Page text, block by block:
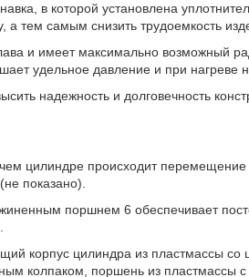
в которой установлена
а тем самым снизить трудоемкость
и имеет максимально возможный
удельное давление и при нагреве
надежность и долговечность
цилиндре происходит перемещение
показано).
поршнем 6 обеспечивает
корпус цилиндра из пластмассы со
колпаком, поршень из пластмассы с